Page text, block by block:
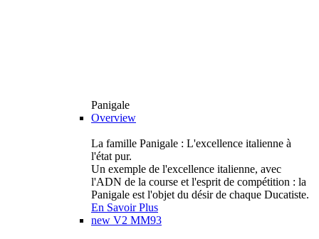
Panigale
Overview
La famille Panigale : L'excellence italienne à
l'état pur.
Un exemple de l'excellence italienne, avec
l'ADN de la course et l'esprit de compétition : la
Panigale est l'objet du désir de chaque Ducatiste.
En Savoir Plus
new V2 MM93